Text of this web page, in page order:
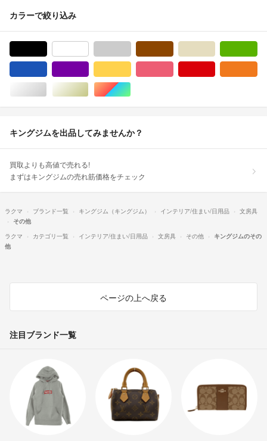
カラーで絞り込み
シルバー/銀色系ゴールド/金色系マルチカラー
キングジムを出品してみませんか？
買取よりも高値で売れる!
まずはキングジムの売れ筋価格をチェック
ラクマ ブランド一覧 キングジム（キングジム） インテリア/住まい/日用品
文房具
その他
ラクマ
カテゴリ一覧 インテリア/住まい/日用品 文房具 その他
キングジムのその
他
ページの上へ戻る
注目ブランド一覧